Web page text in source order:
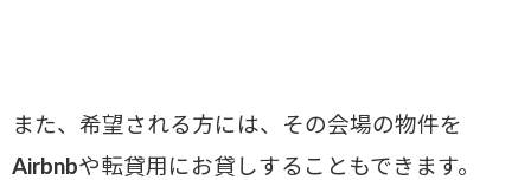
また、希望される方には、その会場の物件を
Airbnbや転貸用にお貸しすることもできます。